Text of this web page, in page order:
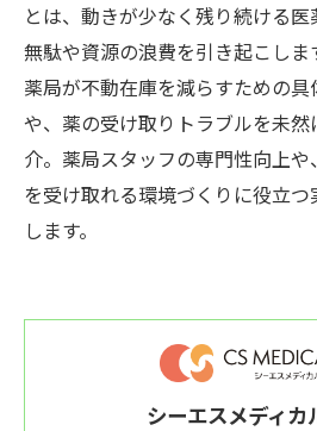
とは、動きが少なく残り続ける
無駄や資源の浪費を引き起こしま
薬局が不動在庫を減らすための
や、薬の受け取りトラブルを未
介。薬局スタッフの専門性向上
を受け取れる環境づくりに役立
します。
シーエスメディカ